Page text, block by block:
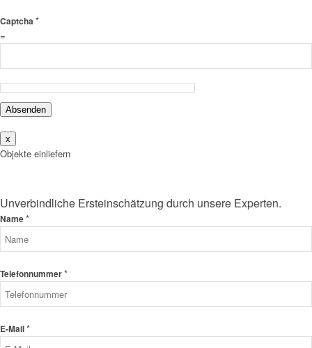
Captcha *
=
Absenden
x
Objekte einliefern
Unverbindliche Ersteinschätzung durch unsere Experten.
Name*
Telefonnummer*
E-Mail*